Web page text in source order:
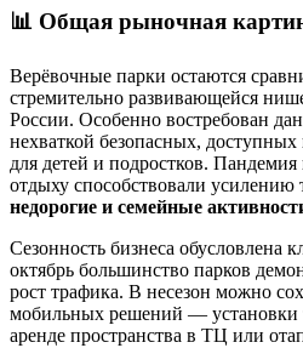
📊 Общая рыночная
Верёвочные парки остаются
стремительно развивающейся
России. Особенно востребован
нехваткой безопасных,
для детей и подростков.
отдыху способствовали усилению
недорогие и семейные
Сезонность бизнеса обусловлена
октябрь большинство парков
рост трафика. В несезон можно
мобильных решений — установки
аренде пространства в ТЦ или